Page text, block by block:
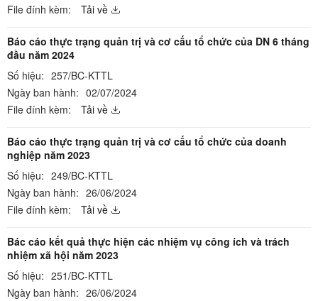
File đính kèm:
Tải về
Báo cáo thực trạng quản trị và cơ cấu tổ chức của DN 6 tháng
đầu năm 2024
Số hiệu: 257/BC-KTTL
Ngày ban hành: 02/07/2024
File đính kèm:
Tải về
Báo cáo thực trạng quản trị và cơ cấu tổ chức của doanh
nghiệp năm 2023
Số hiệu: 249/BC-KTTL
Ngày ban hành: 26/06/2024
File đính kèm:
Tải về
Bác cáo kết quả thực hiện các nhiệm vụ công ích và trách
nhiệm xã hội năm 2023
Số hiệu: 251/BC-KTTL
Ngày ban hành: 26/06/2024